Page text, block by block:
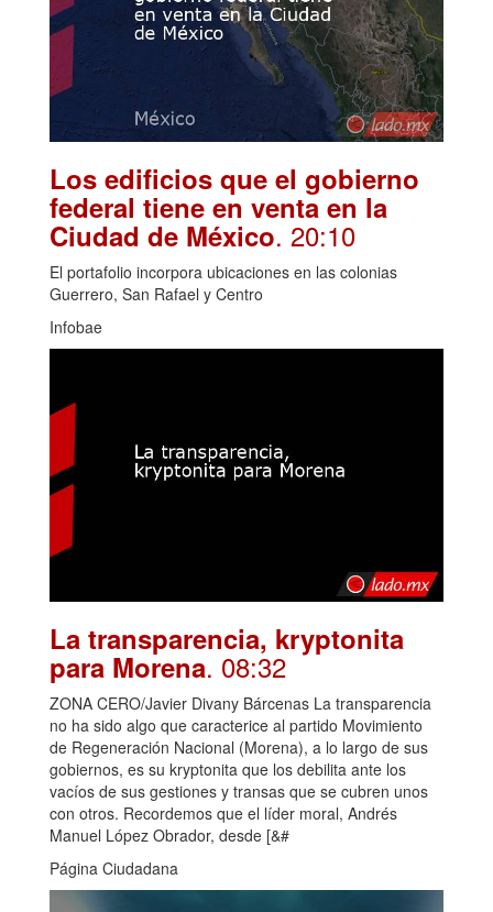
Los edificios que el gobierno
federal tiene en venta en la
Ciudad de México. 20:10
El portafolio incorpora ubicaciones en las colonias
Guerrero, San Rafael y Centro
Infobae
La transparencia, kryptonita
para Morena. 08:32
ZONA CERO/Javier Divany Bárcenas La transparencia
no ha sido algo que caracterice al partido Movimiento
de Regeneración Nacional (Morena), a lo largo de sus
gobiernos, es su kryptonita que los debilita ante los
vacíos de sus gestiones y transas que se cubren unos
con otros. Recordemos que el líder moral, Andrés
Manuel López Obrador, desde [&#
Página Ciudadana